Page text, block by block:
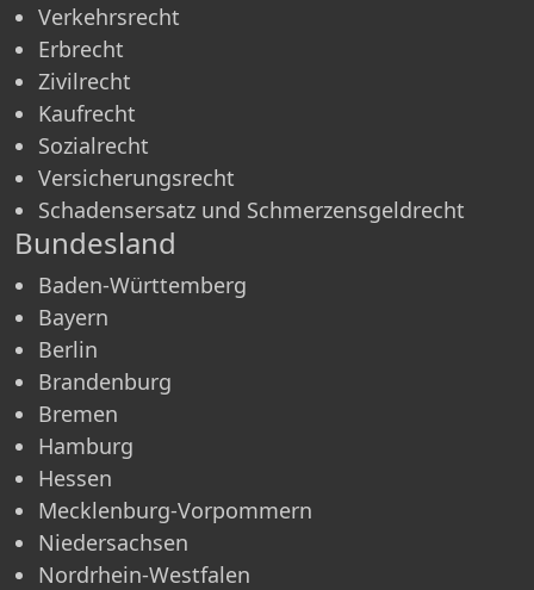
Verkehrsrecht
Erbrecht
Zivilrecht
Kaufrecht
Sozialrecht
Versicherungsrecht
Schadensersatz und Schmerzensgeldrecht
Bundesland
Baden-Württemberg
Bayern
Berlin
Brandenburg
Bremen
Hamburg
Hessen
Mecklenburg-Vorpommern
Niedersachsen
Nordrhein-Westfalen